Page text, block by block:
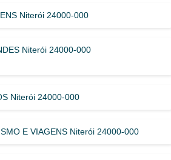
Niterói 24000-000
Niterói 24000-000
Niterói 24000-000
E VIAGENS Niterói 24000-000